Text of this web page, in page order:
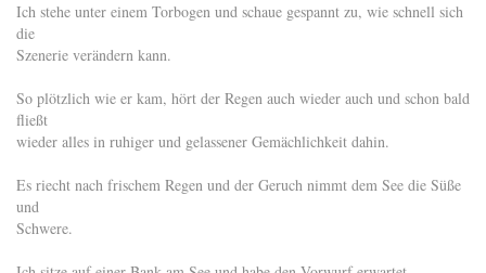
Ich stehe unter einem Torbogen und schaue gespannt zu, wie schnell sich
die
Szenerie verändern kann.
So plötzlich wie er kam, hört der Regen auch wieder auch und schon bald
fließt
wieder alles in ruhiger und gelassener Gemächlichkeit dahin.
Es riecht nach frischem Regen und der Geruch nimmt dem See die Süße
und
Schwere.